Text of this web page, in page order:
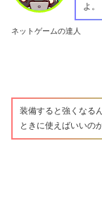
ネットゲームの達人
よ。
装備すると強くなる
ときに使えばいいの